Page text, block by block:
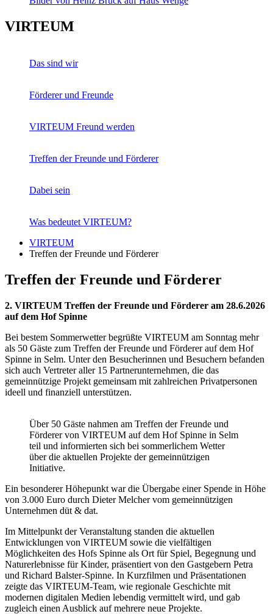
VIRTEUM
Das sind wir
Förderer und Freunde
VIRTEUM Freund werden
Treffen der Freunde und Förderer
Dabei sein
Was bedeutet VIRTEUM?
VIRTEUM
Treffen der Freunde und Förderer
Treffen der Freunde und Förderer
2. VIRTEUM Treffen der Freunde und Förderer am 28.6.2026
auf dem Hof Spinne
Bei bestem Sommerwetter begrüßte VIRTEUM am Sonntag mehr
als 50 Gäste zum Treffen der Freunde und Förderer auf dem Hof
Spinne in Selm. Unter den Besucherinnen und Besuchern befanden
sich auch Vertreter aller 15 Partnerunternehmen, die das
gemeinnützige Projekt gemeinsam mit zahlreichen Privatpersonen
ideell und finanziell unterstützen.
Über 50 Gäste nahmen am Treffen der Freunde und
Förderer von VIRTEUM auf dem Hof Spinne in Selm
teil und informierten sich bei sommerlichem Wetter
über die aktuellen Projekte der gemeinnützigen
Initiative.
Ein besonderer Höhepunkt war die Übergabe einer Spende in Höhe
von 3.000 Euro durch Dieter Melcher vom gemeinnützigen
Unternehmen düt & dat.
Im Mittelpunkt der Veranstaltung standen die aktuellen
Entwicklungen von VIRTEUM sowie die vielfältigen
Möglichkeiten des Hofs Spinne als Ort für Spiel, Begegnung und
Naturerlebnisse für Kinder, präsentiert von den Gastgebern Petra
und Richard Balster-Spinne. In Kurzfilmen und Präsentationen
zeigte das VIRTEUM-Team, wie regionale Geschichte mit
modernen digitalen Medien lebendig vermittelt wird, und gab
zugleich einen Ausblick auf mehrere neue Projekte.